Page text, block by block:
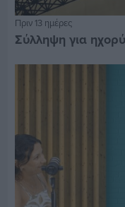
Πριν 13 ημέρες
Σύλληψη για